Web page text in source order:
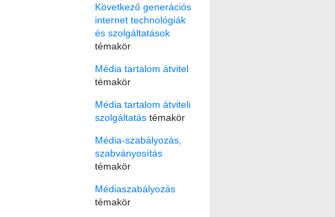
Következő generációs
internet technológiák
és szolgáltatások
témakör
Média tartalom átvitel
témakör
Média tartalom átviteli
szolgáltatástémakör
Média-szabályozás,
szabványosítás
témakör
Médiaszabályozás
témakör